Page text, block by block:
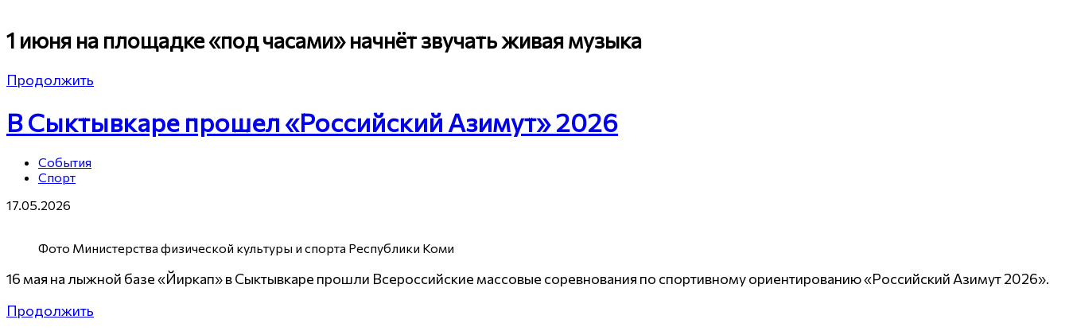
1 июня на площадке «под часами» начнёт звучать живая музыка
Продолжить
В Сыктывкаре прошел «Российский Азимут» 2026
События
Спорт
17.05.2026
Фото Министерства физической культуры и спорта Республики Коми
16 мая на лыжной базе «Йиркап» в Сыктывкаре прошли Всероссийские массовые соревнования по спортивному ориентированию «Российский Азимут 2026».
Продолжить